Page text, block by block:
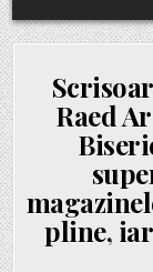
Raed
pline,